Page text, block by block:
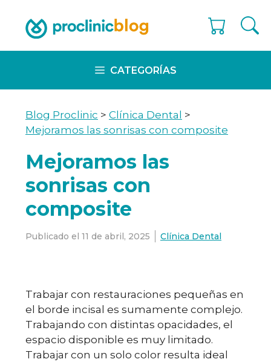
content
CATEGORÍAS
Blog Proclinic > Clínica Dental >
Mejoramos las sonrisas con composite
Mejoramos las
sonrisas con
composite
Publicado el 11 de abril, 2025 Clínica Dental
Trabajar con restauraciones pequeñas en
el borde incisal es sumamente complejo.
Trabajando con distintas opacidades, el
espacio disponible es muy limitado.
Trabajar con un solo color resulta ideal